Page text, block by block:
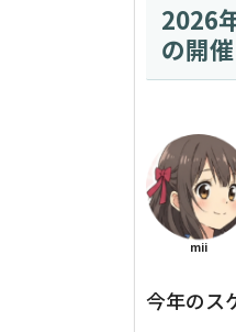
2026
の開
mii
今年のス